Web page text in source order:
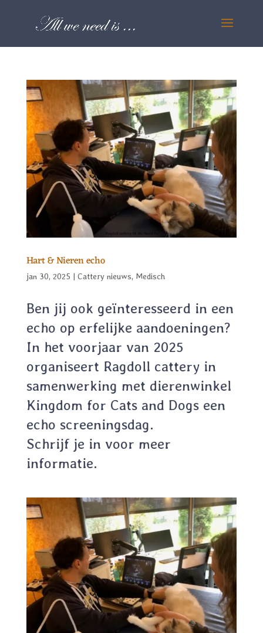
Hart & Nieren echo
jan 30, 2025 | Cattery nieuws, Medisch
Ben jij ook geïnteresseerd in een
echo op erfelijke aandoeningen?
In het voorjaar van 2025
organiseert Ragdoll cattery in
samenwerking met dierenwinkel
Kingdom for Cats and Dogs een
echo screeningsdag.
Schrijf je in voor meer
informatie.